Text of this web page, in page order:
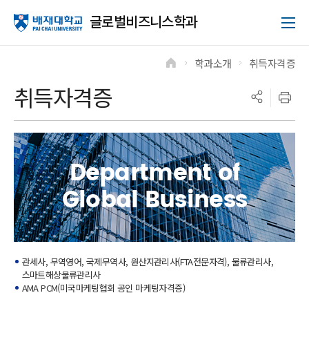
글로벌비즈니스학과
취득자격증
학과소개 취득자격증
Department of
Global Business
관세사, 무역영어, 국제무역사, 원산지관리사(FTA전문자격), 물류관리사,
스마트해상물류관리사
AMA PCM(미국마케팅협회 공인 마케팅자격증)